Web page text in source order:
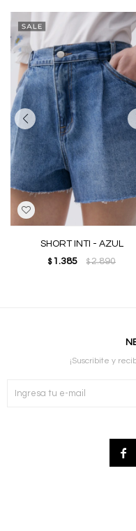
SHORT INTI - AZUL
$ 1.385 $2.890
¡Suscribite y
